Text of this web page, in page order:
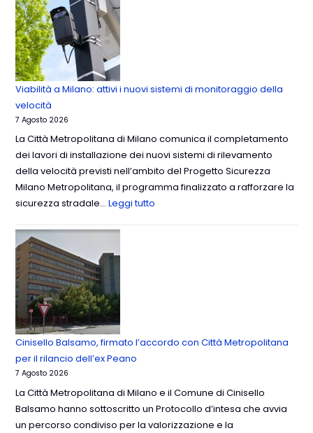
Viabilità a Milano: attivi i nuovi sistemi di monitoraggio della
velocità
7 Agosto 2026
La Città Metropolitana di Milano comunica il completamento
dei lavori di installazione dei nuovi sistemi di rilevamento
della velocità previsti nell’ambito del Progetto Sicurezza
Milano Metropolitana, il programma finalizzato a rafforzare la
sicurezza stradale…Leggi tutto
Cinisello Balsamo, firmato l’accordo con Città Metropolitana
per il rilancio dell’ex Peano
7 Agosto 2026
La Città Metropolitana di Milano e il Comune di Cinisello
Balsamo hanno sottoscritto un Protocollo d’intesa che avvia
un percorso condiviso per la valorizzazione e la